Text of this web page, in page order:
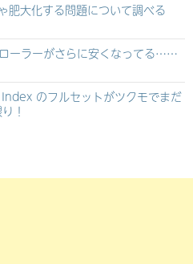
大化する問題について調べる
ーラーがさらに安くなってる……
のフルセットがツクモでまだ
！